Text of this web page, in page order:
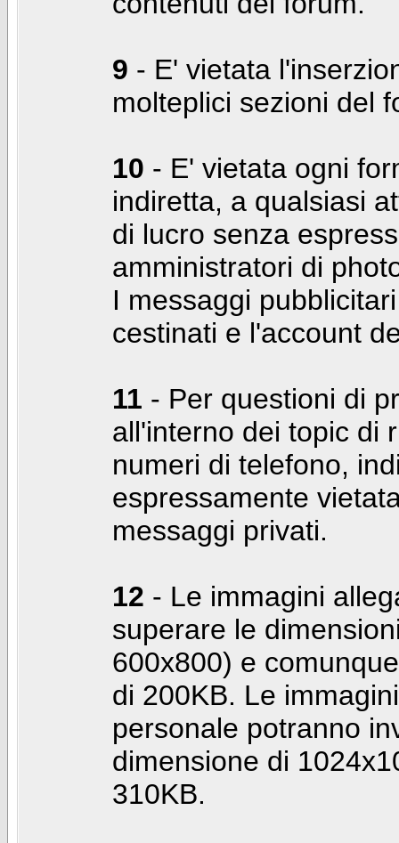
9 - E' vietata
molteplici sezioni del
10 - E' vietata ogni
indiretta, a qualsiasi
di lucro senza
amministratori di
I messaggi
cestinati e l'account
11 - Per questioni di
all'interno dei topic di
numeri di telefono,
espressamente
messaggi privati.
12 - Le immagini
superare le
600x800) e
di 200KB. Le
personale potranno
dimensione di
310KB.